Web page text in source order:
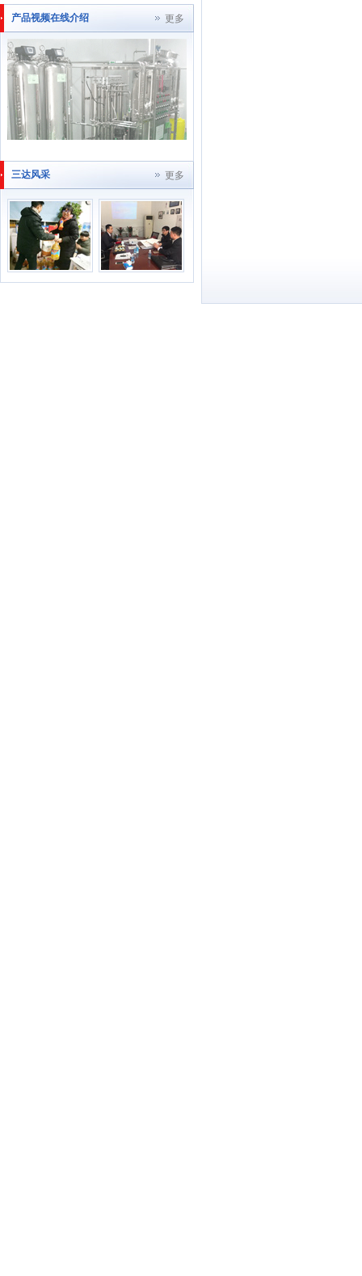
产品视频在线介绍 更多
三达风采 更多